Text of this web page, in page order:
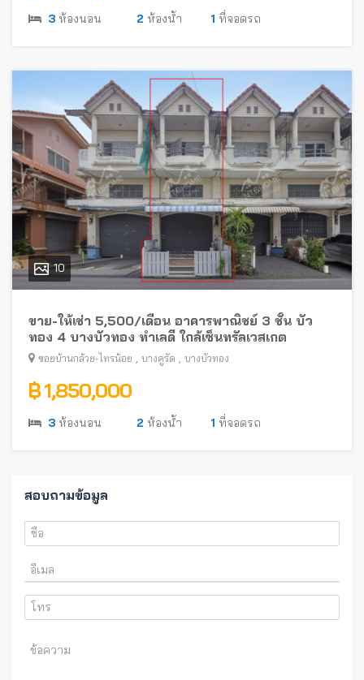
3 ห้องนอน 2 ห้องน้ำ 1 ที่จอดรถ
10
ขาย-ให้เช่า 5,500/เดือน อาคารพาณิชย์ 3 ชั้น บัว
ทอง 4 บางบัวทอง ทำเลดี ใกล้เซ็นทรัลเวสเกต
ซอยบ้านกล้วย-ไทรน้อย , บางคูรัด , บางบัวทอง
฿ 1,850,000
3 ห้องนอน 2 ห้องน้ำ 1 ที่จอดรถ
สอบถามข้อมูล